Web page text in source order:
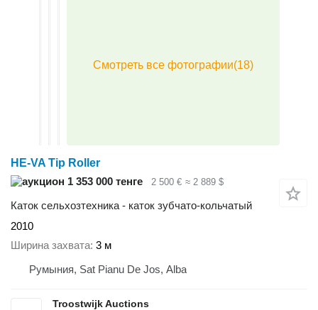
HE-VA Tip Roller
1 353 000 тенге
2 500 € ≈ 2 889 $
Каток сельхозтехника - каток зубчато-кольчатый
2010
Ширина захвата 3 м
Румыния, Sat Pianu De Jos, Alba
Troostwijk Auctions